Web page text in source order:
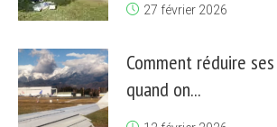
27 février 2026
Comment réduire
quand on...